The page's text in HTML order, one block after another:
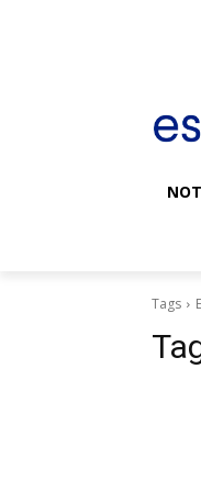
Tags